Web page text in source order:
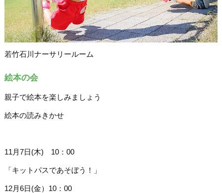
若竹石川ナーサリールーム
絵本の会
親子で絵本を楽しみましょう
絵本の読みきかせ
11月7日(木) 10：00
「キットパスであそぼう！」
12月6日(金）10：00